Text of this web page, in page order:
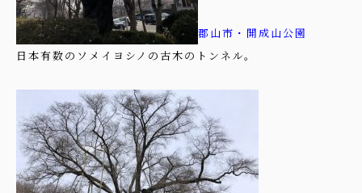
郡山市・開成山公園
日本有数のソメイヨシノの古木のトンネル。